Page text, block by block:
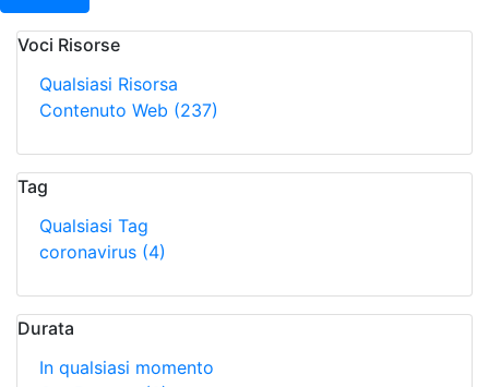
Voci Risorse
Qualsiasi Risorsa
Contenuto Web (237)
Tag
Qualsiasi Tag
coronavirus (4)
Durata
In qualsiasi momento